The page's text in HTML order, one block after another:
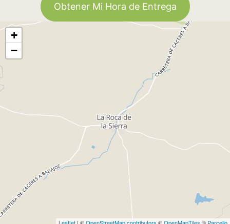
Obtener Mi Hora de Entrega
+
−